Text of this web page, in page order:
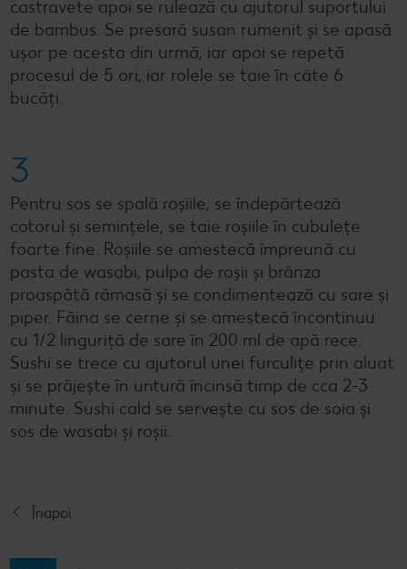
castravete apoi se rulează cu ajutorul suportului
de bambus. Se presară susan rumenit și se apasă
ușor pe acesta din urmă, iar apoi se repetă
procesul de 5 ori, iar rolele se taie în câte 6
bucăți.
3
Pentru sos se spală roșiile, se îndepărtează
cotorul și semințele, se taie roșiile în cubulețe
foarte fine. Roșiile se amestecă împreună cu
pasta de wasabi, pulpa de roșii și brânza
proaspătă rămasă și se condimentează cu sare și
piper. Făina se cerne și se amestecă încontinuu
cu 1/2 linguriță de sare în 200 ml de apă rece.
Sushi se trece cu ajutorul unei furculițe prin aluat
și se prăjește în untură încinsă timp de cca 2-3
minute. Sushi cald se servește cu sos de soia și
sos de wasabi și roșii.
Înapoi